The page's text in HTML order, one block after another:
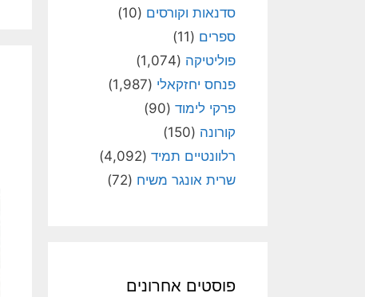
סדנאות וקורסים (10)
ספרים (11)
פוליטיקה (1,074)
פנחס יחזקאלי (1,987)
פרקי לימוד (90)
קורונה (150)
רלוונטיים תמיד (4,092)
שרית אונגר משיח (72)
פוסטים אחרונים